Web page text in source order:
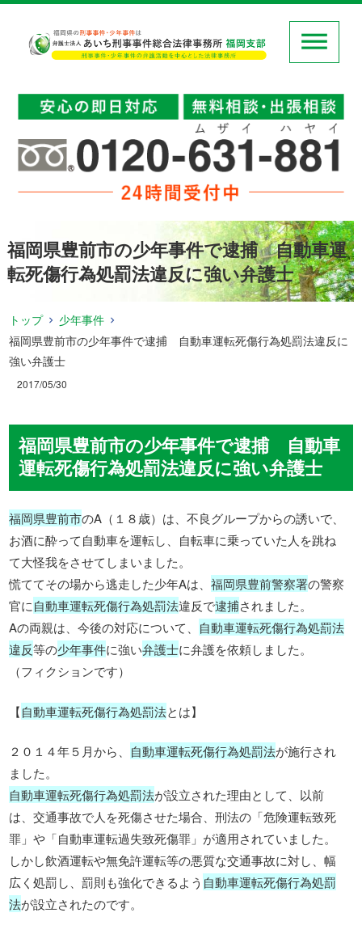
福岡県豊前市の少年事件で逮捕 自動車運
転死傷行為処罰法違反に強い弁護士
トップ
少年事件
福岡県豊前市の少年事件で逮捕 自動車運転死傷行為処罰法違反に
強い弁護士
2017/05/30
福岡県豊前市の少年事件で逮捕 自動車
運転死傷行為処罰法違反に強い弁護士
福岡県豊前市のA（１８歳）は、不良グループからの誘いで、
お酒に酔って自動車を運転し、自転車に乗っていた人を跳ね
て大怪我をさせてしまいました。
慌ててその場から逃走した少年Aは、福岡県豊前警察署の警察
官に自動車運転死傷行為処罰法違反で逮捕されました。
Aの両親は、今後の対応について、 自動車運転死傷行為処罰法
違反等の少年事件に強い弁護士に弁護を依頼しました。
（フィクションです）
【自動車運転死傷行為処罰法とは】
２０１４年５月から、 自動車運転死傷行為処罰法が施行され
ました。
自動車運転死傷行為処罰法が設立された理由として、以前
は、交通事故で人を死傷させた場合、刑法の「危険運転致死
罪」や「自動車運転過失致死傷罪」が適用されていました。
しかし飲酒運転や無免許運転等の悪質な交通事故に対し、幅
広く処罰し、罰則も強化できるよう 自動車運転死傷行為処罰
法が設立されたのです。